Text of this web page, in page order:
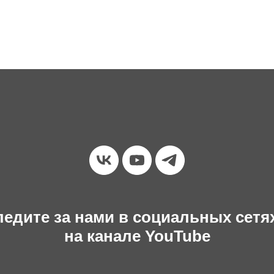
за нами в социальных
на канале YouTube